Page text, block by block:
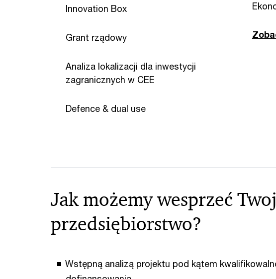
Innovation Box
Grant rządowy
Analiza lokalizacji dla inwestycji
zagranicznych w CEE
Defence & dual use
Jak możemy wesprzeć
przedsiębiorstwo?
Wstępną analizą projektu pod kątem